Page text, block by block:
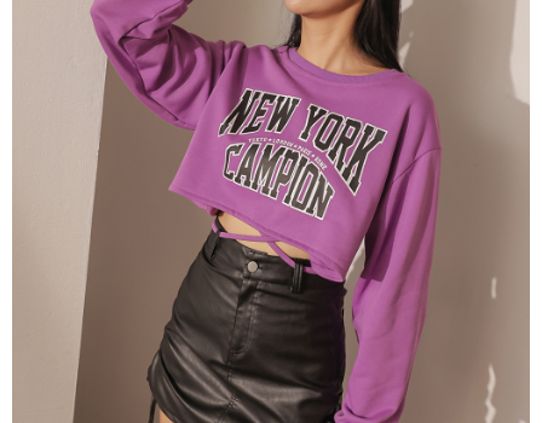
https://oppay.tw/userRule
三、利用規約「AFTEE代金後払い」（以下当サービスという）はネットプ
ロテクションズ（以下 AFTEE という）が提供し、AFTEEが代金を徴収し
ます。当サービスご利用の際に提供しなければならない個人情報（注文者
の氏名、電話番号、受取人の氏名、電話番号、受取人住所を含むがこれに
限らない）は、AFTEEに渡され当サービスで必要な範囲内で利用されま
す。AFTEEの個人情報の収集、処理、利用について、詳細はAFTEE公式ホ
ームページの『個人情報の収集、処理及び利用に関する声明』をご参照く
https://aftee.tw/privacypolicy/）。
AFTEEの初回ご利用の際に、審査を通過すれば、最高額がNT$10,000にな
ります。支払い期限を過ぎた場合、その金額に基づいて年利20%の遅延滞
納金が加算されます。未成年の利用者は、事前に法定代理人または後見人
の同意を得ればAFTEEをご利用いただけます。
個人情報の処理、利用について疑問がある、または関連する法律の権利を
行使したい場合は、ネットプロテクションズ
cs_tw@netprotections.co.jp
にご連絡ください。上記に示した個人情報を、必要な購入注文書とあわせ
てAFTEEにご提供いただく、またはAFTEEにあなたの個人情報の収集、処
理、利用を許可することににご同意いただけない場合は、当サービスを選
配送毎にNT$100、NT$2,500以上で送料無料
國家/地區配送